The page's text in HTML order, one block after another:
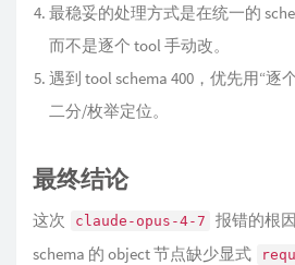
最稳妥的处理方式是在统一的
而不是逐个 tool 手动改。
遇到 tool schema 400，优先用“逐
二分/枚举定位。
最终结论
这次 claude-opus-4-7
报错的根
schema 的 object 节点缺少显式